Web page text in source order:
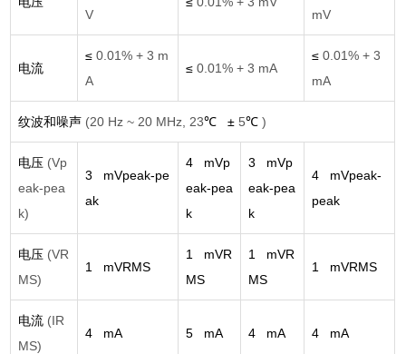
V
mV
电流
≤ 0.01% + 3 m
A
≤ 0.01% + 3 mA
≤ 0.01% + 3
mA
纹波和噪声 (20 Hz ~ 20 MHz, 23℃ ± 5℃ )
电压 (Vp
eak-pea
k)
3 mVpeak-pe
ak
4 mVp
eak-pea
k
3 mVp
eak-pea
k
4 mVpeak-
peak
电压 (VR
MS)
1 mVRMS
1 mVR
MS
1 mVR
MS
1 mVRMS
电流 (IR
MS)
4 mA 5 mA 4 mA 4 mA